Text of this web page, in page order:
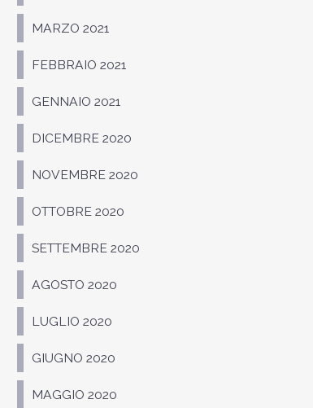
MARZO 2021
FEBBRAIO 2021
GENNAIO 2021
DICEMBRE 2020
NOVEMBRE 2020
OTTOBRE 2020
SETTEMBRE 2020
AGOSTO 2020
LUGLIO 2020
GIUGNO 2020
MAGGIO 2020